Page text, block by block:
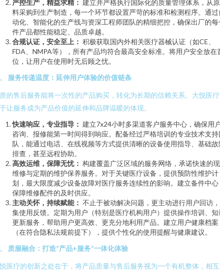
严控生产，精益求精： 建立并严格执行国际化的质量管理体系，从
料采购到生产制造，每一个环节都设置严苛的标准和检测程序。通过
动化、智能化的生产线与资深工程师团队的精细把控，确保出厂的每
件产品都性能稳定、品质卓越。
合规认证，安全至上： 积极获取国内外相关医疗器械认证（如CE、
FDA、NMPA等），所有产品均符合最高安全标准。将用户安全放在
位，让用户在使用时无后顾之忧。
服务传递温度：延伸用户体验的价值链条
的售后服务能将一次性的产品购买，转化为长期的信赖关系。大悦医
让服务成为产品价值的延伸和品牌温暖的体现。
快速响应，专业指导： 建立7x24小时多渠道客户服务中心，确保用
咨询、报修能第一时间得到响应。配备经过严格培训的专业技术支持
队，能通过电话、在线视频等方式提供清晰的设备使用指导、基础故
排查，甚至远程协助。
高效运维，保障无忧： 构建覆盖广泛区域的服务网络，承诺快速的
维修与定期的维护保养服务。对于关键医疗设备，提供预防性维护计
划，最大限度减少设备故障对医疗服务连续性的影响。建立备件中心
保障维修配件的及时供应。
主动关怀，持续赋能： 不止于被动解决问题，更主动进行用户回访
集使用反馈。定期为用户（特别是医疗机构用户）提供操作培训、知
更新服务，帮助用户更高效、更充分地利用产品。建立用户健康档案
（在符合隐私法规前提下），提供个性化的使用提醒与健康建议。
质服融合：打造“产品+服务”一体化体验
医疗的创新之处在于，将产品质量与售后服务视为一个有机整体，相